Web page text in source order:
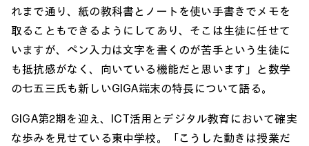
れまで通り、紙の教科書とノートを使い手書きでメモを
取ることもできるようにしてあり、そこは生徒に任せて
いますが、ペン入力は文字を書くのが苦手という生徒に
も抵抗感がなく、向いている機能だと思います」と数学
の七五三氏も新しいGIGA端末の特長について語る。
GIGA第2期を迎え、ICT活用とデジタル教育において確実
な歩みを見せている東中学校。「こうした動きは授業だ